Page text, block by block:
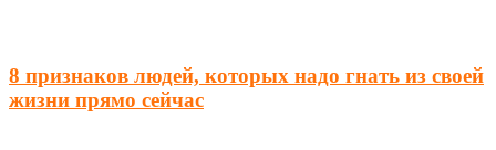
8 признаков людей, которых надо гнать из своей
жизни прямо сейчас